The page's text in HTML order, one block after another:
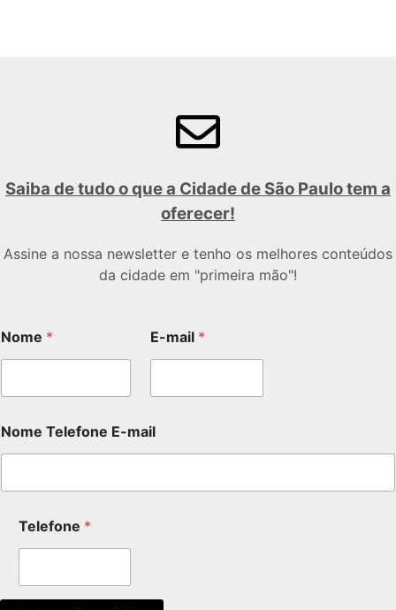
Saiba de tudo o que a Cidade de São Paulo tem a
oferecer!
Assine a nossa newsletter e tenho os melhores conteúdos
da cidade em "primeira mão"!
Nome * E-mail *
Nome Telefone E-mail
Telefone *